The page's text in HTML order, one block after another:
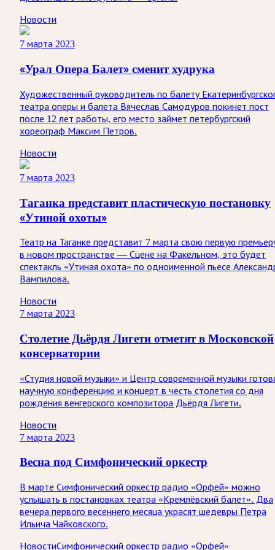
Новости
7 марта 2023
«Урал Опера Балет» сменит худрука
Художественный руководитель по балету
театра оперы и балета Вячеслав Самодуров покинет пост
после 12 лет работы, его место займет петербургский
хореограф Максим Петров.
Новости
7 марта 2023
Таганка представит пластическую постановку
«Утиной охоты»
Театр на Таганке представит 7 марта свою первую
в новом пространстве — Сцене на Факельном, это будет
спектакль «Утиная охота» по одноименной пьесе
Вампилова.
Новости
7 марта 2023
Столетие Дьёрдя Лигети отметят в Московской
консерватории
«Студия новой музыки» и Центр современной музыки
научную конференцию и концерт в честь столетия со дня
рождения венгерского композитора Дьёрдя Лигети.
Новости
7 марта 2023
Весна под Симфонический оркестр
В марте Симфонический оркестр радио «Орфей» можно
услышать в постановках театра «Кремлёвский балет». Два
вечера первого весеннего месяца украсят шедевры Петра
Ильича Чайковского.
НовостиСимфонический оркестр радио «Орфей»